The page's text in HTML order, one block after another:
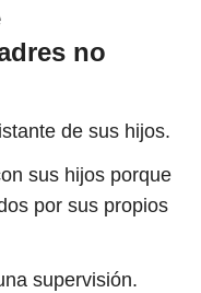
no
de sus hijos.
sus hijos porque
por sus propios
supervisión.